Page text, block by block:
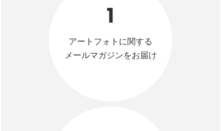
1
アートフォトに関する
メールマガジンをお届け